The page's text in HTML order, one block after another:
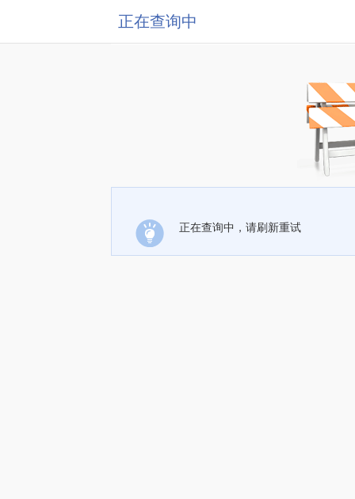
正在查询中
正在查询中，请刷新重试